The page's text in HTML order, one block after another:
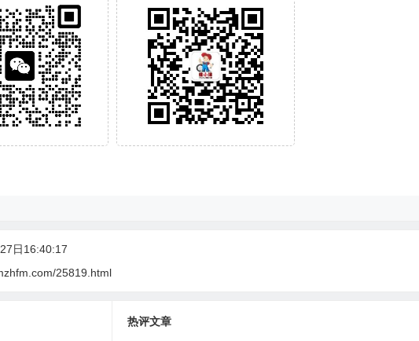
日16:40:17
25819.html
热评文章